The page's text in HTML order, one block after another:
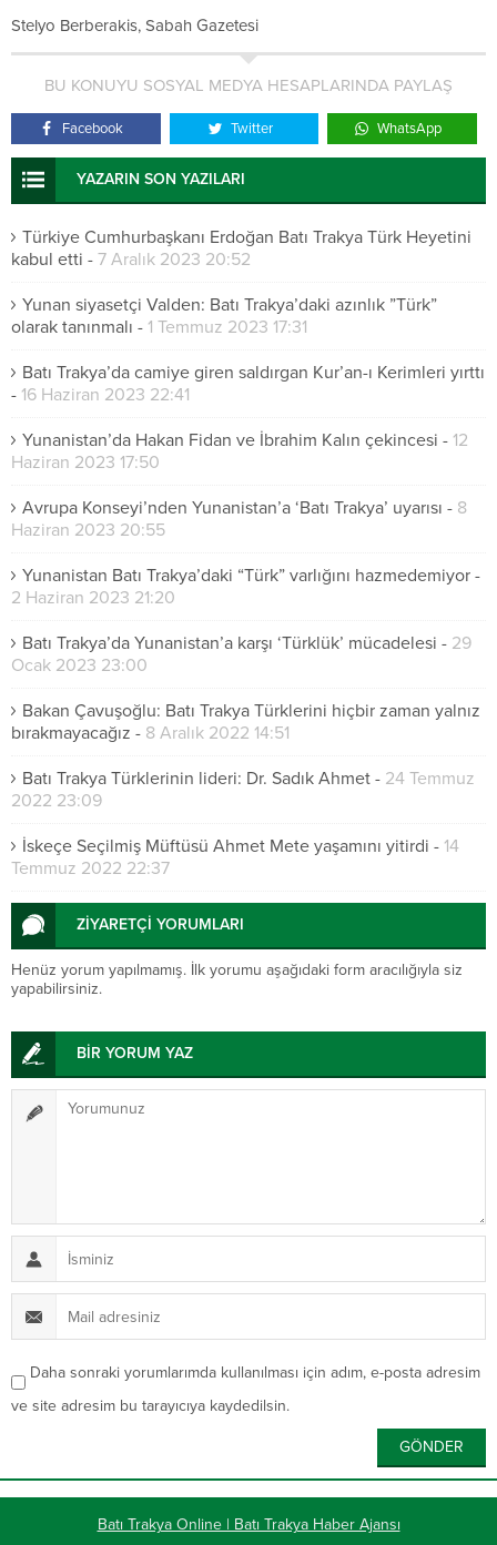
Stelyo Berberakis, Sabah Gazetesi
BU KONUYU SOSYAL MEDYA HESAPLARINDA PAYLAŞ
Facebook Twitter WhatsApp
YAZARIN SON YAZILARI
Türkiye Cumhurbaşkanı Erdoğan Batı Trakya Türk Heyetini
kabul etti - 7 Aralık 2023 20:52
Yunan siyasetçi Valden: Batı Trakya’daki azınlık ”Türk”
olarak tanınmalı - 1 Temmuz 2023 17:31
Batı Trakya’da camiye giren saldırgan Kur’an-ı Kerimleri yırttı
- 16 Haziran 2023 22:41
Yunanistan’da Hakan Fidan ve İbrahim Kalın çekincesi - 12
Haziran 2023 17:50
Avrupa Konseyi’nden Yunanistan’a ‘Batı Trakya’ uyarısı - 8
Haziran 2023 20:55
Yunanistan Batı Trakya’daki “Türk” varlığını hazmedemiyor -
2 Haziran 2023 21:20
Batı Trakya’da Yunanistan’a karşı ‘Türklük’ mücadelesi - 29
Ocak 2023 23:00
Bakan Çavuşoğlu: Batı Trakya Türklerini hiçbir zaman yalnız
bırakmayacağız - 8 Aralık 2022 14:51
Batı Trakya Türklerinin lideri: Dr. Sadık Ahmet - 24 Temmuz
2022 23:09
İskeçe Seçilmiş Müftüsü Ahmet Mete yaşamını yitirdi - 14
Temmuz 2022 22:37
ZİYARETÇİ YORUMLARI
Henüz yorum yapılmamış. İlk yorumu aşağıdaki form aracılığıyla siz
yapabilirsiniz.
BİR YORUM YAZ
Daha sonraki yorumlarımda kullanılması için adım, e-posta adresim
ve site adresim bu tarayıcıya kaydedilsin.
Batı Trakya Online | Batı Trakya Haber Ajansı